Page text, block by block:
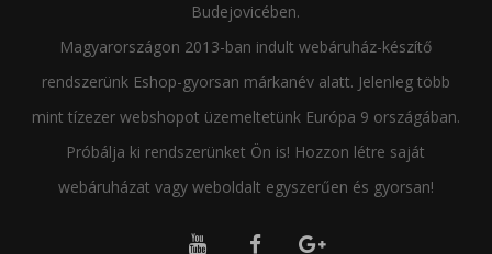
Budejovicében.
Magyarországon 2013-ban indult webáruház-készítő
rendszerünk Eshop-gyorsan márkanév alatt. Jelenleg több
mint tízezer webshopot üzemeltetünk Európa 9 országában.
Próbálja ki rendszerünket Ön is! Hozzon létre saját
webáruházat vagy weboldalt egyszerűen és gyorsan!
  